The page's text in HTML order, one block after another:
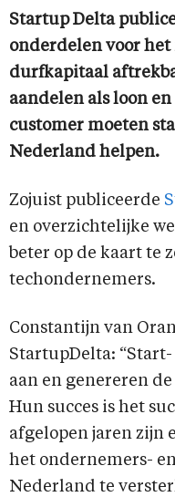
Startup Delta
onderdelen voor het
durfkapitaal
aandelen als loon
customer moeten
Nederland helpen.
Zojuist publiceerde
en overzichtelijke
beter op de kaart te
techondernemers.
Constantijn van
StartupDelta:
aan en genereren
Hun succes is het
afgelopen jaren zijn
het ondernemers-
Nederland te